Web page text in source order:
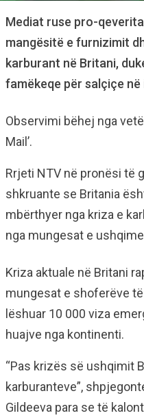
Mediat ruse pro-
mangësitë e furnizimit
karburant në Britani,
famëkeqe për salçiçe
Observimi bëhej nga
Mail’.
Rrjeti NTV në pronësi të
shkruante se Britania
mbërthyer nga kriza e
nga mungesat e
Kriza aktuale në Britani
mungesat e shoferëve
lëshuar 10 000 viza
huajve nga kontinenti.
“Pas krizës së ushqimit
karburanteve”,
Gildeeva para se të